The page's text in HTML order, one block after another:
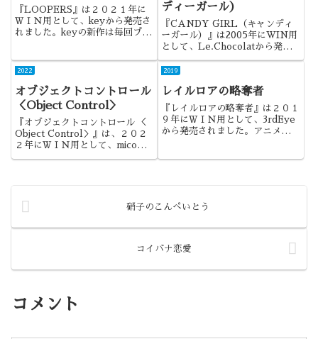
『LOOPERS』は２０２１年に
ＷＩＮ用として、keyから発売さ
れました。keyの新作は毎回プレ
ルということで注目した作品でし
た。
ディーガール）
『CANDY GIRL（キャンディ
ーガール）』は2005年にWIN用
として、Le.Chocolatから発売
ルを用いたADVであり、インパ
2022
オブジェクトコントロール
＜Object Control＞
『オブジェクトコントロール ＜
Object Control＞』は、２０２
２年にＷＩＮ用として、micoか
2019
レイルロアの略奪者
『レイルロアの略奪者』は２０１
９年にＷＩＮ用として、3rdEye
から発売されました。アニメを見
硝子のこんぺいとう
コイバナ恋愛
コメント